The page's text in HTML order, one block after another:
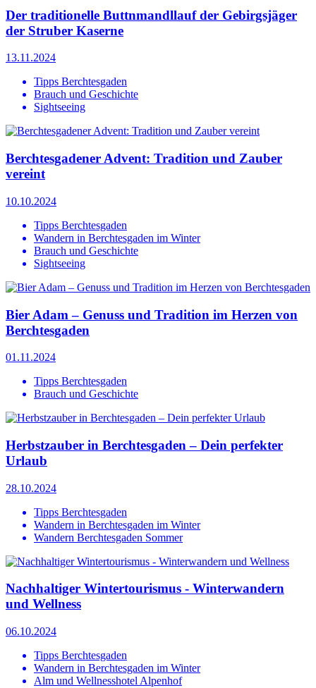
Der traditionelle Buttnmandllauf der Gebirgsjäger
der Struber Kaserne
13.11.2024
Tipps Berchtesgaden
Brauch und Geschichte
Sightseeing
Berchtesgadener Advent: Tradition und Zauber
vereint
10.10.2024
Tipps Berchtesgaden
Wandern in Berchtesgaden im Winter
Brauch und Geschichte
Sightseeing
Bier Adam – Genuss und Tradition im Herzen von
Berchtesgaden
01.11.2024
Tipps Berchtesgaden
Brauch und Geschichte
Herbstzauber in Berchtesgaden – Dein perfekter
Urlaub
28.10.2024
Tipps Berchtesgaden
Wandern in Berchtesgaden im Winter
Wandern Berchtesgaden Sommer
Nachhaltiger Wintertourismus - Winterwandern
und Wellness
06.10.2024
Tipps Berchtesgaden
Wandern in Berchtesgaden im Winter
Alm und Wellnesshotel Alpenhof